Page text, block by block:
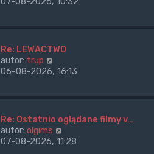
n
o
s
o
s
t
l
n
o
s
Re: LEWACTWO
autor: trup
y
t
n
06-08-2026, 16:13
Re: Ostatnio oglądane filmy v…
autor: olgims
y
07-08-2026, 11:28